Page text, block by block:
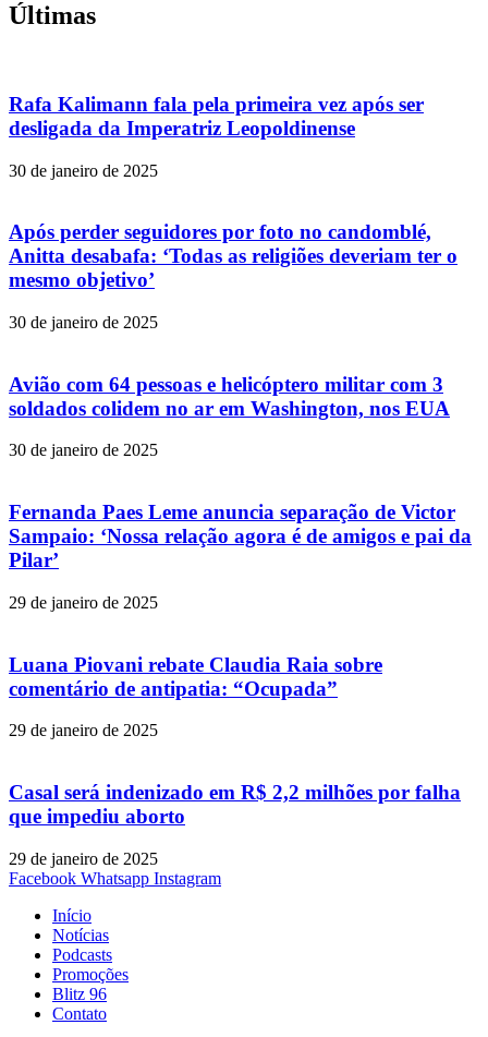
Últimas
Rafa Kalimann fala pela primeira vez após ser
desligada da Imperatriz Leopoldinense
30 de janeiro de 2025
Após perder seguidores por foto no candomblé,
Anitta desabafa: ‘Todas as religiões deveriam ter o
mesmo objetivo’
30 de janeiro de 2025
Avião com 64 pessoas e helicóptero militar com 3
soldados colidem no ar em Washington, nos EUA
30 de janeiro de 2025
Fernanda Paes Leme anuncia separação de Victor
Sampaio: ‘Nossa relação agora é de amigos e pai da
Pilar’
29 de janeiro de 2025
Luana Piovani rebate Claudia Raia sobre
comentário de antipatia: “Ocupada”
29 de janeiro de 2025
Casal será indenizado em R$ 2,2 milhões por falha
que impediu aborto
29 de janeiro de 2025
Facebook Whatsapp Instagram
Início
Notícias
Podcasts
Promoções
Blitz 96
Contato